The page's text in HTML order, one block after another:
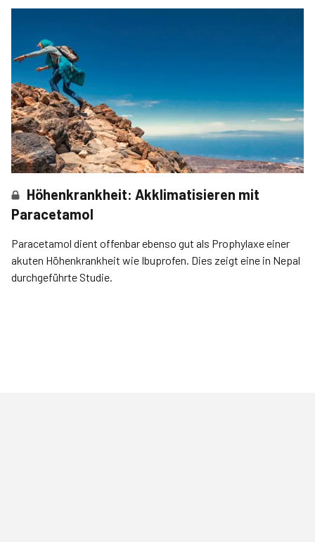
Höhenkrankheit: Akklimatisieren mit
Paracetamol
Paracetamol dient offenbar ebenso gut als Prophylaxe einer
akuten Höhenkrankheit wie Ibuprofen. Dies zeigt eine in Nepal
durchgeführte Studie.